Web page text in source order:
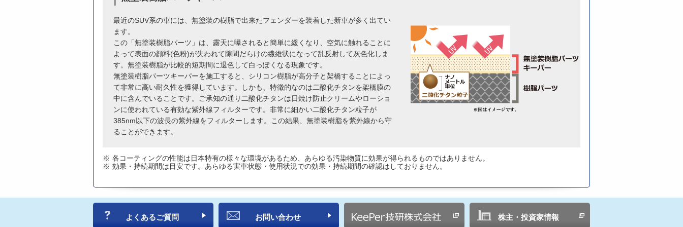
最近のSUV系の車には、無塗装の樹脂で出来たフェンダーを装着した新車が多く出てい
ます。
この「無塗装樹脂パーツ」は、露天に曝されると簡単に緩くなり、空気に触れることに
よって表面の顔料(色粉)が失われて隙間だらけの繊維状になって乱反射して灰色化しま
す。無塗装樹脂が比較的短期間に退色して白っぽくなる現象です。
無塗装樹脂パーツキーパーを施工すると、シリコン樹脂が高分子と架橋することによっ
て非常に高い耐久性を獲得しています。しかも、特徴的なのは二酸化チタンを架橋膜の
中に含んでいることです。ご承知の通り二酸化チタンは日焼け防止クリームやローショ
ンに使われている有効な紫外線フィルターです。非常に細かい二酸化チタン粒子が
385nm以下の波長の紫外線をフィルターします。この結果、無塗装樹脂を紫外線から守
ることができます。
各コーティングの性能は日本特有の様々な環境があるため、あらゆる汚染物質に効果が得られるものではありません。
効果・持続期間は目安です。あらゆる実車状態・使用状況での効果・持続期間の確認はしておりません。
よくあるご質問 お問い合わせ 株主・投資家情報